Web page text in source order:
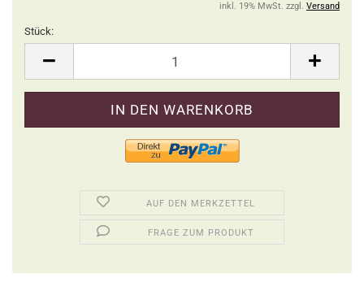
inkl. 19% MwSt. zzgl. Versand
Stück:
AUF DEN MERKZETTEL
FRAGE ZUM PRODUKT